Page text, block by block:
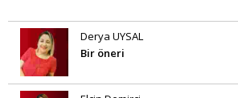
Derya UYSAL
Bir öneri